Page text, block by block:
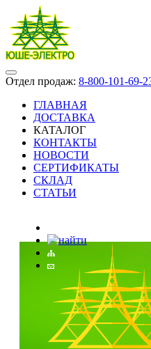
Отдел продаж: 8-800-101-69-
ГЛАВНАЯ
ДОСТАВКА
КАТАЛОГ
КОНТАКТЫ
НОВОСТИ
СЕРТИФИКАТЫ
СКЛАД
СТАТЬИ